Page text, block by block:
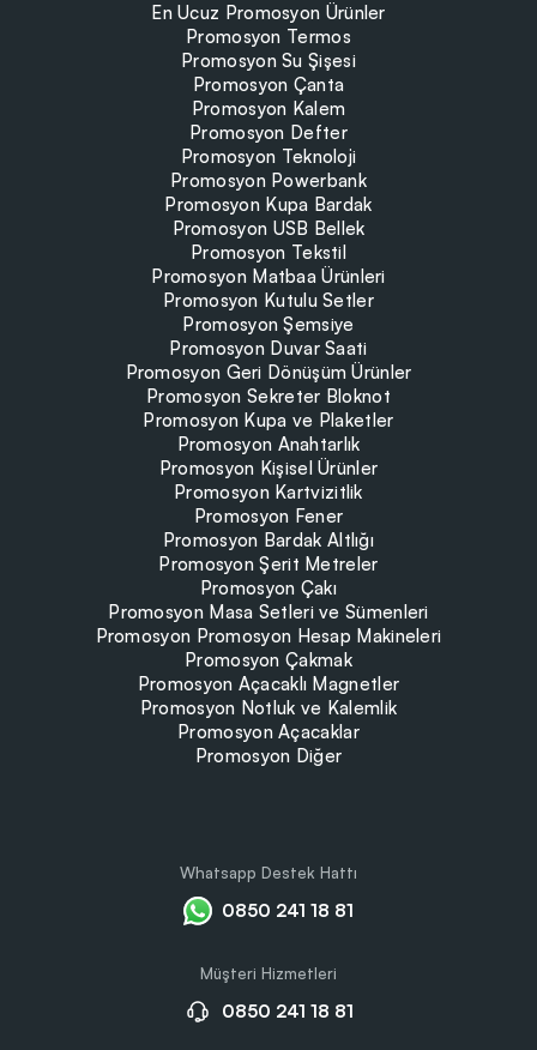
En Ucuz Promosyon Ürünler
Promosyon Termos
Promosyon Su Şişesi
Promosyon Çanta
Promosyon Kalem
Promosyon Defter
Promosyon Teknoloji
Promosyon Powerbank
Promosyon Kupa Bardak
Promosyon USB Bellek
Promosyon Tekstil
Promosyon Matbaa Ürünleri
Promosyon Kutulu Setler
Promosyon Şemsiye
Promosyon Duvar Saati
Promosyon Geri Dönüşüm Ürünler
Promosyon Sekreter Bloknot
Promosyon Kupa ve Plaketler
Promosyon Anahtarlık
Promosyon Kişisel Ürünler
Promosyon Kartvizitlik
Promosyon Fener
Promosyon Bardak Altlığı
Promosyon Şerit Metreler
Promosyon Çakı
Promosyon Masa Setleri ve Sümenleri
Promosyon Promosyon Hesap Makineleri
Promosyon Çakmak
Promosyon Açacaklı Magnetler
Promosyon Notluk ve Kalemlik
Promosyon Açacaklar
Promosyon Diğer
Whatsapp Destek Hattı
0850 241 18 81
Müşteri Hizmetleri
0850 241 18 81